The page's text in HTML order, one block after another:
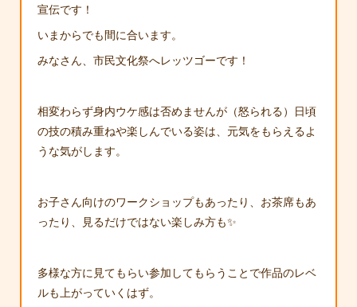
宣伝です！
いまからでも間に合います。
みなさん、市民文化祭へレッツゴーです！
相変わらず身内ウケ感は否めませんが（怒られる）日頃
の技の積み重ねや楽しんでいる姿は、元気をもらえるよ
うな気がします。
お子さん向けのワークショップもあったり、お茶席もあ
ったり、見るだけではない楽しみ方も✨
多様な方に見てもらい参加してもらうことで作品のレベ
ルも上がっていくはず。